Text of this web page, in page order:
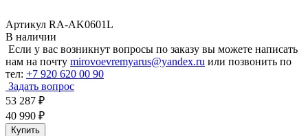
Артикул RA-AK0601L
В наличии
Если у вас возникнут вопросы по заказу вы можете написать
нам на почту mirovoevremyarus@yandex.ru или позвонить по
тел: +7 920 620 00 90
Задать вопрос
53 287 ₽
40 990 ₽
Купить